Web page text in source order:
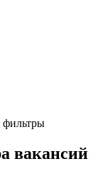
фильтры
вакансий